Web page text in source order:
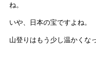
ね。
いや、日本の宝ですよね。
山登りはもう少し温かくな